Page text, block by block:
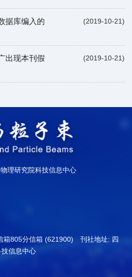
据库编入的
(2019-10-21)
出现本刊假
(2019-10-21)
理研究院科技信息中心
箱805分信箱 (621900) 刊社地址: 四
信息中心